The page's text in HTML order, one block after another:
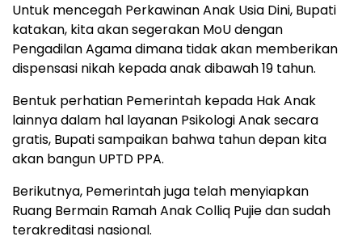
Untuk mencegah Perkawinan Anak Usia Dini, Bupati
katakan, kita akan segerakan MoU dengan
Pengadilan Agama dimana tidak akan memberikan
dispensasi nikah kepada anak dibawah 19 tahun.
Bentuk perhatian Pemerintah kepada Hak Anak
lainnya dalam hal layanan Psikologi Anak secara
gratis, Bupati sampaikan bahwa tahun depan kita
akan bangun UPTD PPA.
Berikutnya, Pemerintah juga telah menyiapkan
Ruang Bermain Ramah Anak Colliq Pujie dan sudah
terakreditasi nasional.